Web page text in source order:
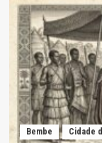
Bembe Cidade